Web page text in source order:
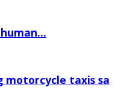
motorcycle taxis sa